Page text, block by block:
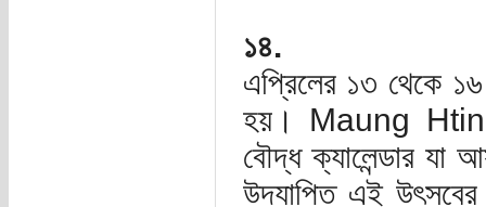
১৪.
এপ্রিলের ১৩ থেকে ১৬
হয়। Maung Htin
বৌদ্ধ ক্যালেন্ডার যা
উদযাপিত এই